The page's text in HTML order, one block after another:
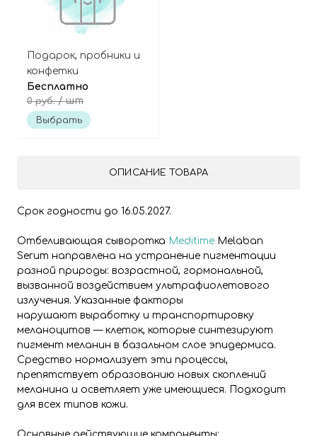
Подарок, пробники и
конфетки
Бесплатно
0 руб./ шт
Выбрать
ОПИСАНИЕ ТОВАРА
Срок годности до 16.05.2027.
Отбеливающая сыворотка Meditime Melaban
Serum направлена на устранение пигментации
разной природы: возрастной, гормональной,
вызванной воздействием ультрафиолетового
излучения. Указанные факторы
нарушают выработку и транспортировку
меланоцитов — клеток, которые синтезируют
пигмент меланин в базальном слое эпидермиса.
Средство нормализует эти процессы,
препятствует образованию новых скоплений
меланина и осветляет уже имеющиеся. Подходит
для всех типов кожи.